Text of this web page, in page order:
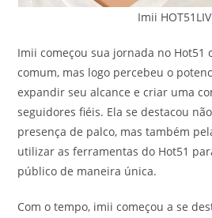
Imii
Imii começou sua jornada no Hot51
comum, mas logo percebeu o
expandir seu alcance e criar uma
seguidores fiéis. Ela se destacou
presença de palco, mas também
utilizar as ferramentas do Hot51
público de maneira única.
Com o tempo, imii começou a se